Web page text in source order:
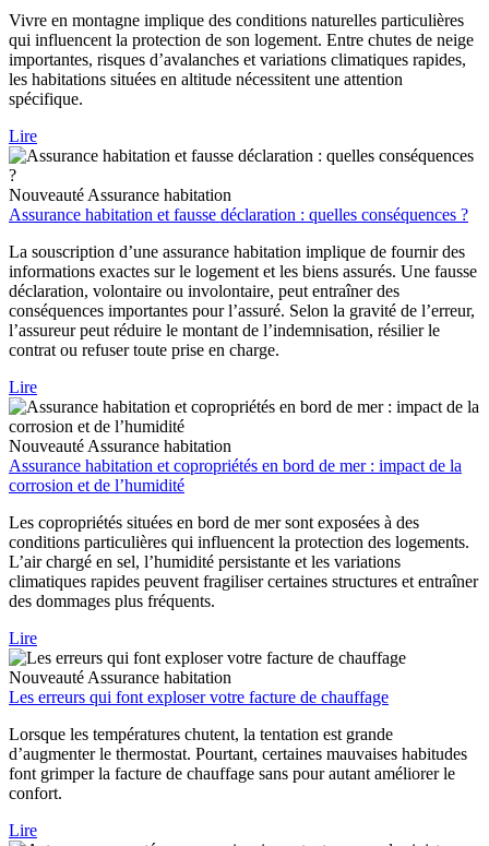
Vivre en montagne implique des conditions naturelles particulières
qui influencent la protection de son logement. Entre chutes de neige
importantes, risques d’avalanches et variations climatiques rapides,
les habitations situées en altitude nécessitent une attention
spécifique.
Lire
Nouveauté Assurance habitation
Assurance habitation et fausse déclaration : quelles conséquences ?
La souscription d’une assurance habitation implique de fournir des
informations exactes sur le logement et les biens assurés. Une fausse
déclaration, volontaire ou involontaire, peut entraîner des
conséquences importantes pour l’assuré. Selon la gravité de l’erreur,
l’assureur peut réduire le montant de l’indemnisation, résilier le
contrat ou refuser toute prise en charge.
Lire
Nouveauté Assurance habitation
Assurance habitation et copropriétés en bord de mer : impact de la
corrosion et de l’humidité
Les copropriétés situées en bord de mer sont exposées à des
conditions particulières qui influencent la protection des logements.
L’air chargé en sel, l’humidité persistante et les variations
climatiques rapides peuvent fragiliser certaines structures et entraîner
des dommages plus fréquents.
Lire
Nouveauté Assurance habitation
Les erreurs qui font exploser votre facture de chauffage
Lorsque les températures chutent, la tentation est grande
d’augmenter le thermostat. Pourtant, certaines mauvaises habitudes
font grimper la facture de chauffage sans pour autant améliorer le
confort.
Lire